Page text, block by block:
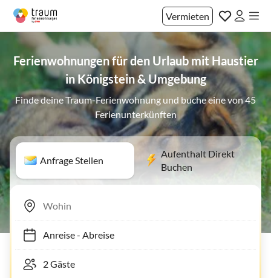
Vermieten
Ferienwohnungen für den Urlaub mit Haustier
in Königstein & Umgebung
Finde deine Traum-Ferienwohnung und buche eine von 45
Ferienunterkünften
Anfrage Stellen
Aufenthalt Direkt
Buchen
Anreise- Abreise